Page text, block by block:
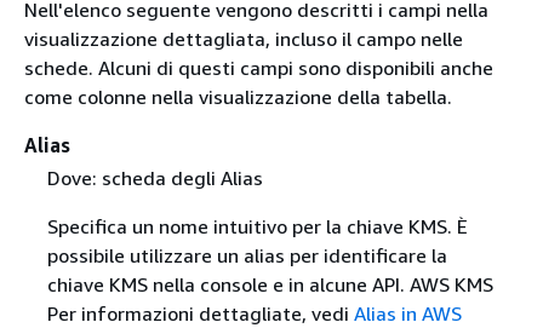
Nell'elenco seguente vengono descritti i campi nella
visualizzazione dettagliata, incluso il campo nelle
schede. Alcuni di questi campi sono disponibili anche
come colonne nella visualizzazione della tabella.
Alias
Dove: scheda degli Alias
Specifica un nome intuitivo per la chiave KMS. È
possibile utilizzare un alias per identificare la
chiave KMS nella console e in alcune API. AWS KMS
Per informazioni dettagliate, vedi Alias in AWS